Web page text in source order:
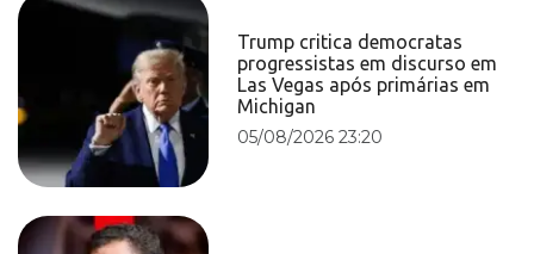
Trump critica democratas
progressistas em discurso em
Las Vegas após primárias em
Michigan
05/08/2026 23:20